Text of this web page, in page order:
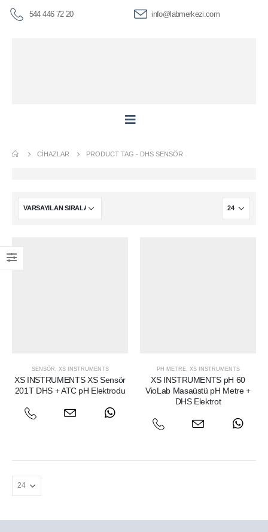
544 446 72 20 info@labmerkezi.com
CIHAZLAR PRODUCT TAG - DHS SENSÖR
SENSÖR XS INSTRUMENTS
XS INSTRUMENTS XS Sensör
201T DHS + ATC pH Elektrodu
PH METRE, XS INSTRUMENTS
XS INSTRUMENTS pH 60
VioLab Masaüstü pH Metre +
DHS Elektrot